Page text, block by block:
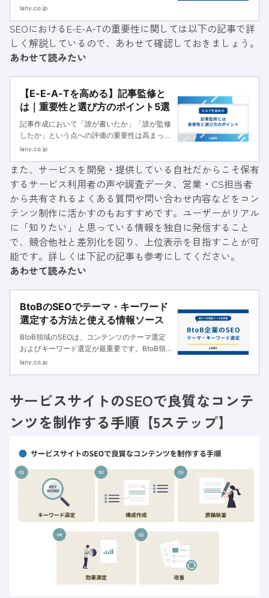
ではGoogleによるE-E-A-Tの評価基準や、評
します。
lany.co.jp
SEOにおけるE-E-A-Tの重要性に関しては以下の記事で詳
しく解説しているので、あわせて確認しておきましょう。
あわせて読みたい
【E-E-A-Tを高める】記事監修と
は｜重要性と選び方のポイント5選
記事作成において「誰が書いたか」「誰が監修
したか」という点への評価の重要性は高まって
います。記事監修の重要性と選び方のポイント
lany.co.jp
また、サービスを開発・提供している自社だからこそ保有
するサービス利用者の声や調査データ、営業・CS担当者
から共有されるよくある質問や問い合わせ内容などをコン
テンツ制作に活かすのもおすすめです。ユーザーがリアル
に「知りたい」と思っている情報を独自に発信すること
で、競合他社と差別化を図り、上位表示を目指すことが可
能です。詳しくは下記の記事も参考にしてください。
あわせて読みたい
BtoBのSEOでテーマ・キーワード
選定する方法と使える情報ソース
BtoB領域のSEOは、コンテンツのテーマ選定
およびキーワード選定が最重要です。BtoB領
域でSEOを行なっていく上で使える情報ソース
lany.co.jp
サービスサイトのSEOで良質なコンテ
ンツを制作する手順【5ステップ】